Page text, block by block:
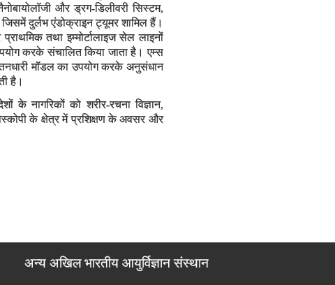
और ड्रग-डिलीवरी सिस्टम,
दुर्लभ एंडोक्राइन ट्यूमर शामिल हैं।
तथा इम्मोर्टालाइज सेल लाइनों
करके संचालित किया जाता है। एम्स
मॉडल का उपयोग करके अनुसंधान
है।
के नागरिकों को शरीर-रचना विज्ञान,
के क्षेत्र में प्रशिक्षण के अवसर और
अन्य अखिल भारतीय आयुर्विज्ञान संस्थान